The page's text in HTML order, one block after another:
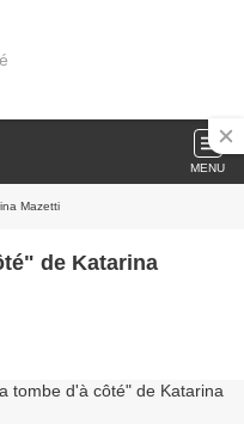
MENU
Mazetti
de Katarina